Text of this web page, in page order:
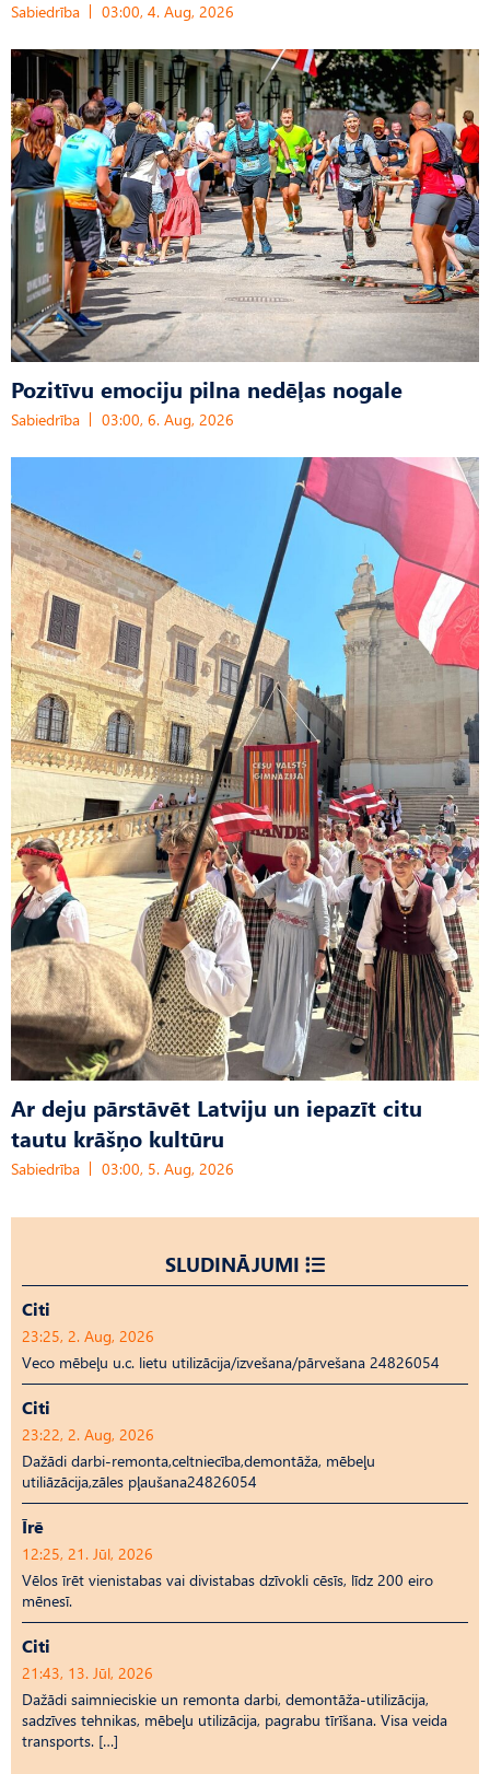
Sabiedrība 03:00, 4. Aug, 2026
Pozitīvu emociju pilna nedēļas nogale
Sabiedrība 03:00, 6. Aug, 2026
Ar deju pārstāvēt Latviju un iepazīt citu
tautu krāšņo kultūru
Sabiedrība 03:00, 5. Aug, 2026
SLUDINĀJUMI
Citi
23:25, 2. Aug, 2026
Veco mēbeļu u.c. lietu utilizācija/izvešana/pārvešana 24826054
Citi
23:22, 2. Aug, 2026
Dažādi darbi-remonta,celtniecība,demontāža, mēbeļu
utiliāzācija,zāles pļaušana24826054
Īrē
12:25, 21. Jūl, 2026
Vēlos īrēt vienistabas vai divistabas dzīvokli cēsīs, līdz 200 eiro
mēnesī.
Citi
21:43, 13. Jūl, 2026
Dažādi saimnieciskie un remonta darbi, demontāža-utilizācija,
sadzīves tehnikas, mēbeļu utilizācija, pagrabu tīrīšana. Visa veida
transports. […]